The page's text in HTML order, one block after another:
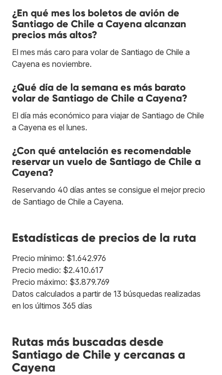
¿En qué mes los boletos de avión de
Santiago de Chile a Cayena alcanzan
precios más altos?
El mes más caro para volar de Santiago de Chile a
Cayena es noviembre.
¿Qué día de la semana es más barato
volar de Santiago de Chile a Cayena?
El día más económico para viajar de Santiago de Chile
a Cayena es el lunes.
¿Con qué antelación es recomendable
reservar un vuelo de Santiago de Chile a
Cayena?
Reservando 40 días antes se consigue el mejor precio
de Santiago de Chile a Cayena.
Estadísticas de precios de la ruta
Precio mínimo: $1.642.976
Precio medio: $2.410.617
Precio máximo: $3.879.769
Datos calculados a partir de 13 búsquedas realizadas
en los últimos 365 días
Rutas más buscadas desde
Santiago de Chile y cercanas a
Cayena